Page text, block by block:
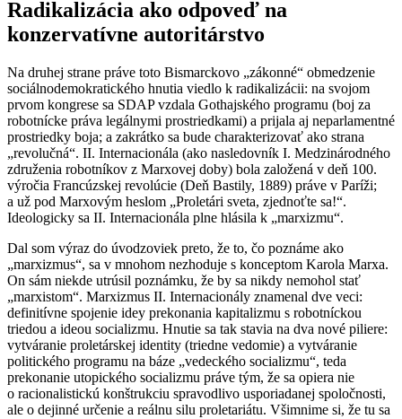
Radikalizácia ako odpoveď na
konzervatívne autoritárstvo
Na druhej strane práve toto Bismarckovo „zákonné“ obmedzenie
sociálnodemokratického hnutia viedlo k radikalizácii: na svojom
prvom kongrese sa SDAP vzdala Gothajského programu (boj za
robotnícke práva legálnymi prostriedkami) a prijala aj neparlamentné
prostriedky boja; a zakrátko sa bude charakterizovať ako strana
„revolučná“. II. Internacionála (ako nasledovník I. Medzinárodného
združenia robotníkov z Marxovej doby) bola založená v deň 100.
výročia Francúzskej revolúcie (Deň Bastily, 1889) práve v Paríži;
a už pod Marxovým heslom „Proletári sveta, zjednoťte sa!“.
Ideologicky sa II. Internacionála plne hlásila k „marxizmu“.
Dal som výraz do úvodzoviek preto, že to, čo poznáme ako
„marxizmus“, sa v mnohom nezhoduje s konceptom Karola Marxa.
On sám niekde utrúsil poznámku, že by sa nikdy nemohol stať
„marxistom“. Marxizmus II. Internacionály znamenal dve veci:
definitívne spojenie idey prekonania kapitalizmu s robotníckou
triedou a ideou socializmu. Hnutie sa tak stavia na dva nové piliere:
vytváranie proletárskej identity (triedne vedomie) a vytváranie
politického programu na báze „vedeckého socializmu“, teda
prekonanie utopického socializmu práve tým, že sa opiera nie
o racionalistickú konštrukciu spravodlivo usporiadanej spoločnosti,
ale o dejinné určenie a reálnu silu proletariátu. Všimnime si, že tu sa